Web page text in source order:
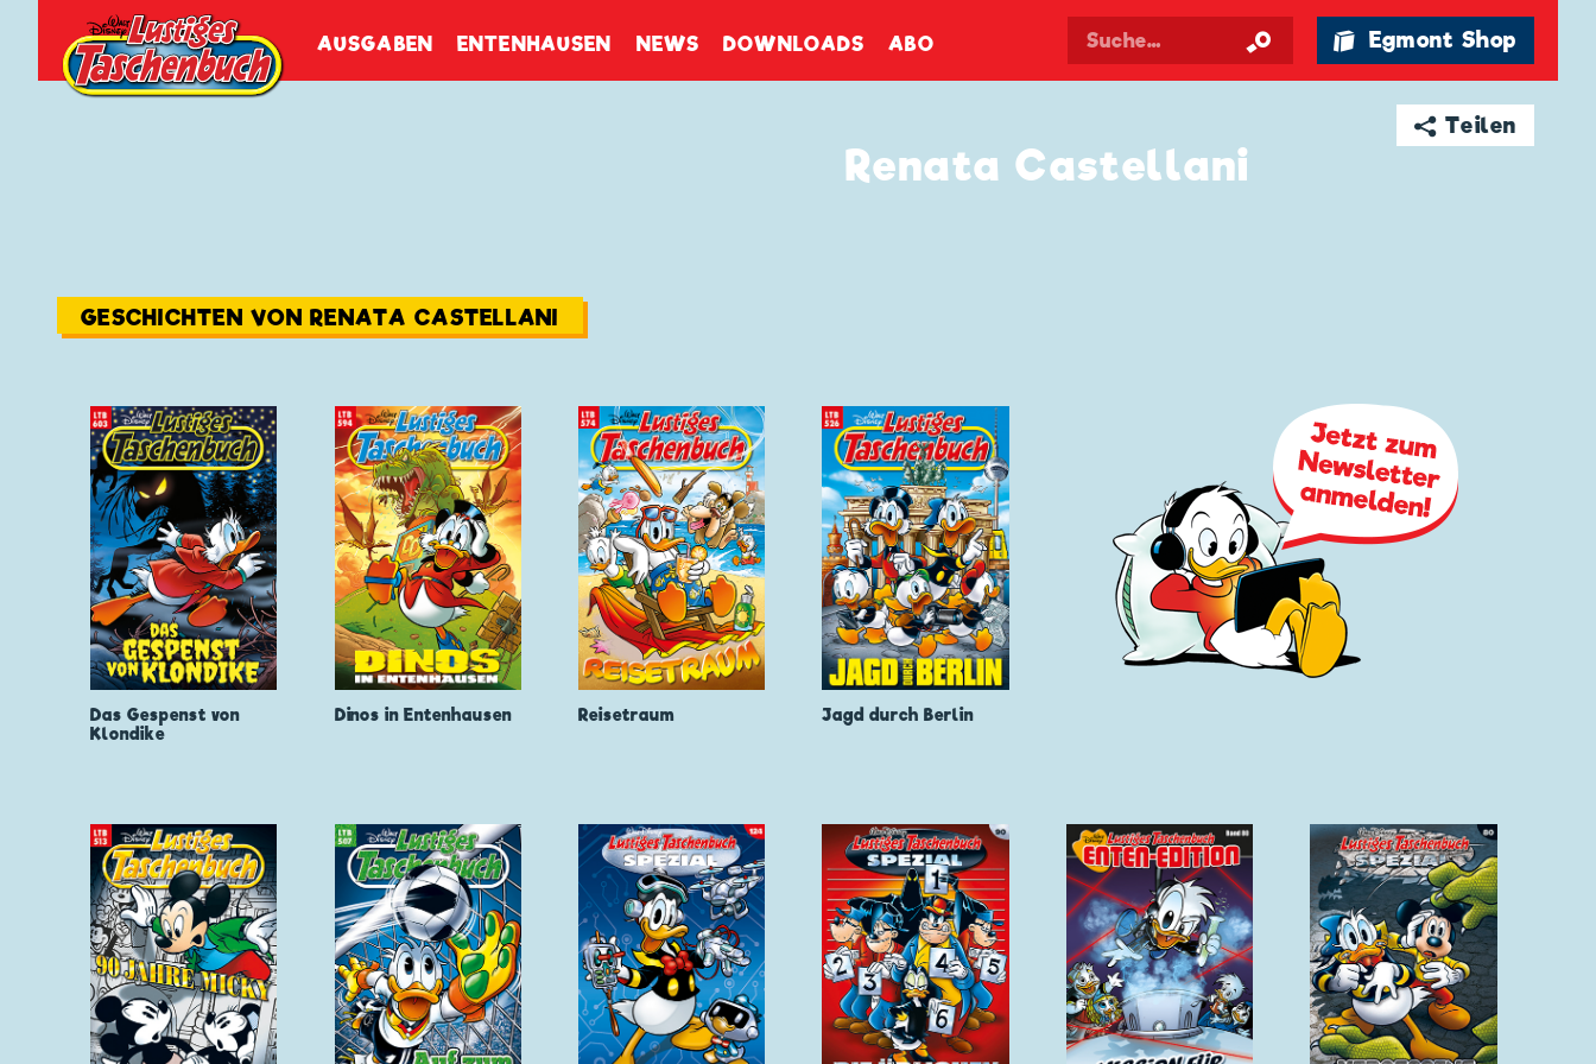
AUSGABEN ENTENHAUSEN NEWS DOWNLOADS ABO 🛍 Egmont Shop
➦ Teilen
Renata Castellani
GESCHICHTEN VON RENATA CASTELLANI
Das Gespenst von
Klondike
Dinos in Entenhausen Reisetraum Jagd durch Berlin